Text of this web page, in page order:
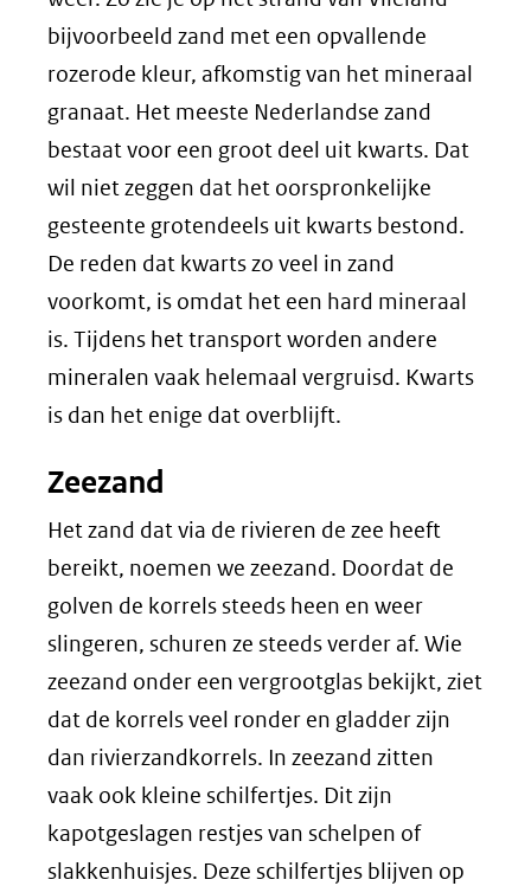
bijvoorbeeld zand met een opvallende
rozerode kleur, afkomstig van het mineraal
granaat. Het meeste Nederlandse zand
bestaat voor een groot deel uit kwarts. Dat
wil niet zeggen dat het oorspronkelijke
gesteente grotendeels uit kwarts bestond.
De reden dat kwarts zo veel in zand
voorkomt, is omdat het een hard mineraal
is. Tijdens het transport worden andere
mineralen vaak helemaal vergruisd. Kwarts
is dan het enige dat overblijft.
Zeezand
Het zand dat via de rivieren de zee heeft
bereikt, noemen we zeezand. Doordat de
golven de korrels steeds heen en weer
slingeren, schuren ze steeds verder af. Wie
zeezand onder een vergrootglas bekijkt, ziet
dat de korrels veel ronder en gladder zijn
dan rivierzandkorrels. In zeezand zitten
vaak ook kleine schilfertjes. Dit zijn
kapotgeslagen restjes van schelpen of
slakkenhuisjes. Deze schilfertjes blijven op